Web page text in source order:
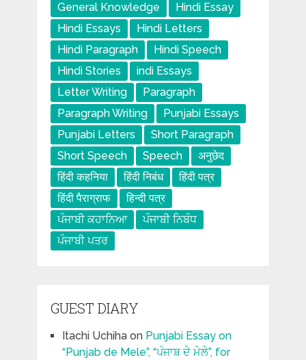
General Knowledge
Hindi Essay
Hindi Essays
Hindi Letters
Hindi Paragraph
Hindi Speech
Hindi Stories
indi Essays
Letter Writing
Paragraph
Paragraph Writing
Punjabi Essays
Punjabi Letters
Short Paragraph
Short Speech
Speech
अनुछेद
हिंदी कहनिया
हिंदी निबंध
हिंदी पत्र
हिंदी पैराग्राफ
हिन्दी पत्र
ਪੰਜਾਬੀ ਕਹਾਨਿਆ
ਪੰਜਾਬੀ ਨਿਬੰਧ
ਪੰਜਾਬੀ ਪਤਰ
GUEST DIARY
Itachi Uchihaon Punjabi Essay on
“Punjab de Mele”, “ਪੰਜਾਬ ਦੇ ਮੇਲੇ”, for